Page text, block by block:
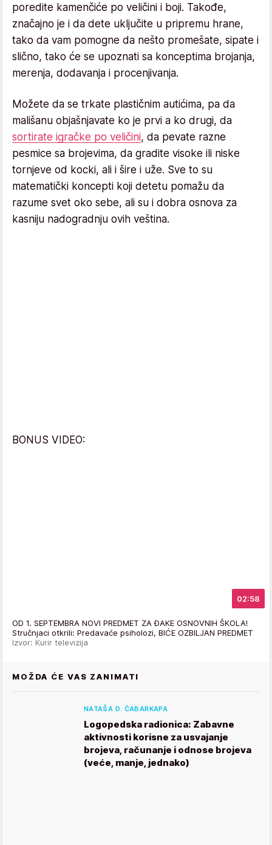
poredite kamenčiće po veličini i boji. Takođe,
značajno je i da dete uključite u pripremu hrane,
tako da vam pomogne da nešto promešate, sipate i
slično, tako će se upoznati sa konceptima brojanja,
merenja, dodavanja i procenjivanja.
Možete da se trkate plastičnim autićima, pa da
mališanu objašnjavate ko je prvi a ko drugi, da
sortirate igračke po veličini, da pevate razne
pesmice sa brojevima, da gradite visoke ili niske
tornjeve od kocki, ali i šire i uže. Sve to su
matematički koncepti koji detetu pomažu da
razume svet oko sebe, ali su i dobra osnova za
kasniju nadogradnju ovih veština.
BONUS VIDEO:
02:58
OD 1. SEPTEMBRA NOVI PREDMET ZA ĐAKE OSNOVNIH ŠKOLA!
Stručnjaci otkrili: Predavaće psiholozi, BIĆE OZBILJAN PREDMET
Izvor: Kurir televizija
MOŽDA ĆE VAS ZANIMATI
NATAŠA D. ČABARKAPA
Logopedska radionica: Zabavne
aktivnosti korisne za usvajanje
brojeva, računanje i odnose brojeva
(veće, manje, jednako)